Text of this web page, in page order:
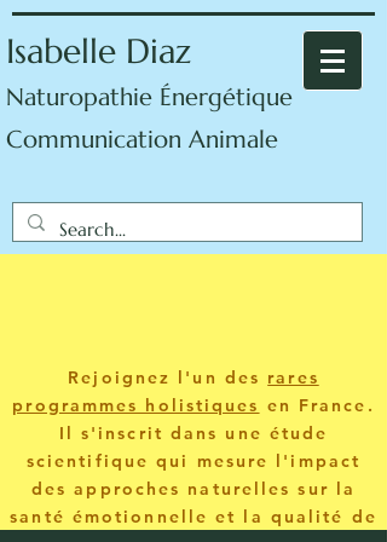
Isabelle Diaz
Naturopathie Énergétique
Communication Animale
Rejoignez l'un des rares
programmes holistiques en France.
Il s'inscrit dans une étude
scientifique qui mesure l'impact
des approches naturelles sur la
santé émotionnelle et la qualité de